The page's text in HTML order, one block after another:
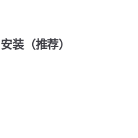
装（推荐）